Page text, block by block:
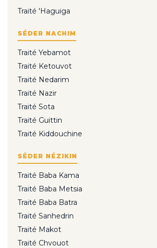
Traité 'Haguiga
SÉDER NACHIM
Traité Yebamot
Traité Ketouvot
Traité Nedarim
Traité Nazir
Traité Sota
Traité Guittin
Traité Kiddouchine
SÉDER NÉZIKIN
Traité Baba Kama
Traité Baba Metsia
Traité Baba Batra
Traité Sanhedrin
Traité Makot
Traité Chvouot